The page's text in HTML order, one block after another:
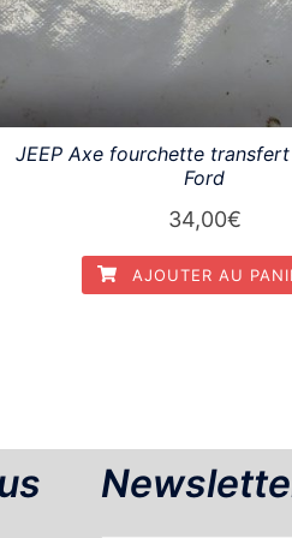
JEEP Axe fourchette
Ford
34,00€
AJOUTER AU